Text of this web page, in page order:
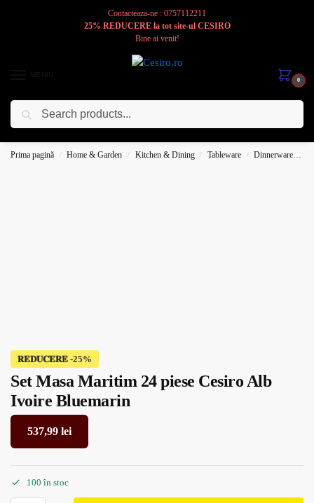
Contacteaza-ne : 0757112211
25% REDUCERE la tot site-ul CESIRO
Bine ai venit!
0
Cesiro
Prima pagină / Home & Garden / Kitchen & Dining / Tableware / Dinnerware
𝐑𝐄𝐃𝐔𝐂𝐄𝐑𝐄
Set Masa Maritim 24 piese Cesiro Alb
Ivoire Bluemarin
537,99 lei
100 în stoc